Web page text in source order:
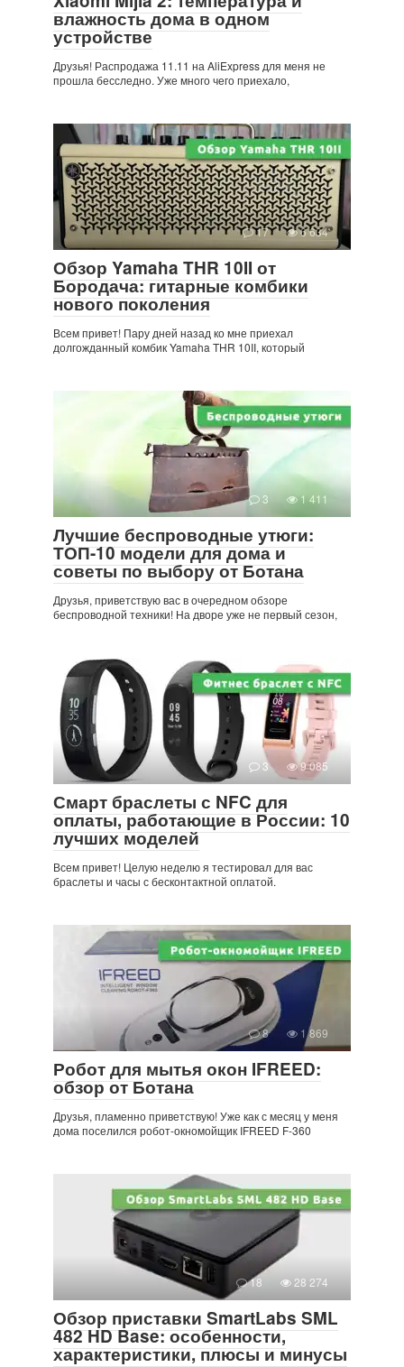
влажность дома в одном
устройстве
Друзья! Распродажа 11.11 на AliExpress для меня не
прошла бесследно. Уже много чего приехало,
17 6 634
Обзор Yamaha THR 10II от
Бородача: гитарные комбики
нового поколения
Всем привет! Пару дней назад ко мне приехал
долгожданный комбик Yamaha THR 10II, который
3 1 411
Лучшие беспроводные утюги:
ТОП-10 модели для дома и
советы по выбору от Ботана
Друзья, приветствую вас в очередном обзоре
беспроводной техники! На дворе уже не первый сезон,
3 9 085
Смарт браслеты с NFC для
оплаты, работающие в России: 10
лучших моделей
Всем привет! Целую неделю я тестировал для вас
браслеты и часы с бесконтактной оплатой.
8 1 869
Робот для мытья окон IFREED:
обзор от Ботана
Друзья, пламенно приветствую! Уже как с месяц у меня
дома поселился робот-окномойщик IFREED F-360
18 28 274
Обзор приставки SmartLabs SML
482 HD Base: особенности,
характеристики, плюсы и минусы